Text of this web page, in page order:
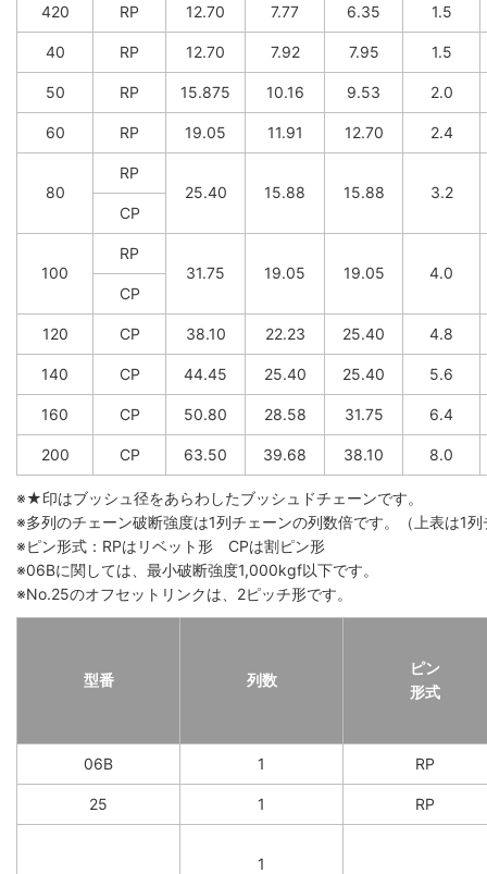
420 RP 12.70 7.77 6.35 1.5
40 RP 12.70 7.92 7.95 1.5
50 RP 15.875 10.16 9.53 2.0
60 RP 19.05 11.91 12.70 2.4
80
RP
25.40
15.88 15.88
3.2
CP
100
RP
31.75
19.05 19.05
4.0
CP
120 CP 38.10 22.23 25.40 4.8
140 CP 44.45 25.40 25.40 5.6
160 CP 50.80 28.58 31.75 6.4
200 CP 63.50 39.68 38.10 8.0
※★印はブッシュ径をあらわしたブッシュドチェーンです。
※多列のチェーン破断強度は1列チェーンの列数倍です。（上表は1
※ピン形式：RPはリベット形 CPは割ピン形
※06Bに関しては、最小破断強度1,000kgf以下です。
※No.25のオフセットリンクは、2ピッチ形です。
型番 列数
ピン
形式
06B 1 RP
25 1 RP
1